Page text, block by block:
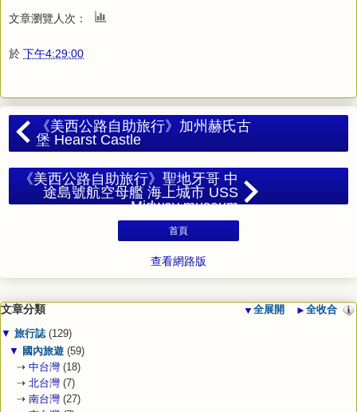
文章瀏覽人次：
於 下午4:29:00
《美西公路自助旅行》加州赫氏古
堡 Hearst Castle
《美西公路自助旅行》聖地牙哥 中
途島號航空母艦 海上城市 USS
Midway museum
首頁
查看網路版
▼ 全展開 ► 全收合
文章分類
▼ 旅行誌 (129)
▼ 國內旅遊 (59)
⇢ 中台灣 (18)
⇢ 北台灣 (7)
⇢ 南台灣 (27)